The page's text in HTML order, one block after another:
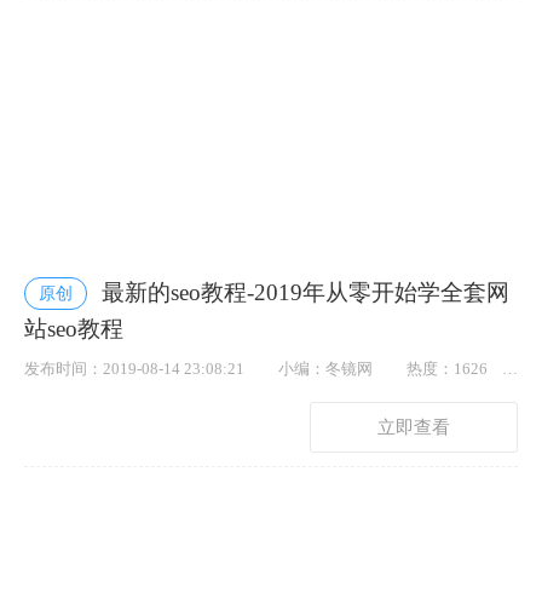
原创
最新的seo教程-2019年从零开始学全套网
站seo教程
发布时间：2019-08-14 23:08:21 小编：冬镜网
热度：1626
立即查看